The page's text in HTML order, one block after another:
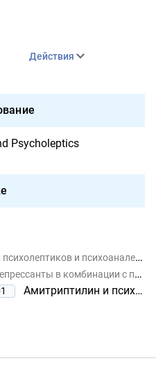
Действия
Psycholeptics
и психоаналептиков
в комбинации с психолептиками
Амитриптилин и психолептики